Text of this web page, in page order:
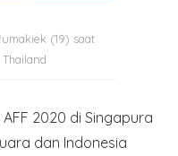
(19) saat
2020 di Singapura
dan Indonesia